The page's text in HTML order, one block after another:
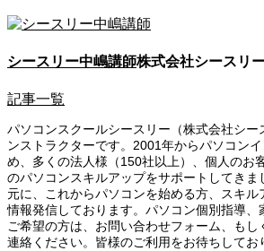
シースリー中嶋講師株式会社シースリ
記事一覧
パソコンスクールシースリー（株式会社シー
ンストラクターです。2001年からパソコン
め、多くの法人様（150社以上）、個人のお
のパソコンスキルアップをサポートしてきま
元に、これからパソコンを始める方、スキル
情報発信しております。パソコン個別指導、
ご希望の方は、お問い合わせフォーム、も
連絡ください。皆様のご利用をお待ちしてお